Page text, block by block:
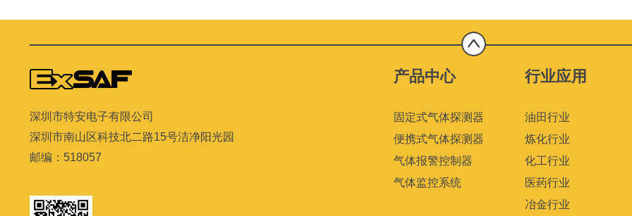
深圳市特安电子有限公司
深圳市南山区科技北二路15号洁净阳光园
邮编： 518057
产品中心 行业应用
固定式气体探测器
便携式气体探测器
气体报警控制器
气体监控系统
油田行业
炼化行业
化工行业
医药行业
冶金行业